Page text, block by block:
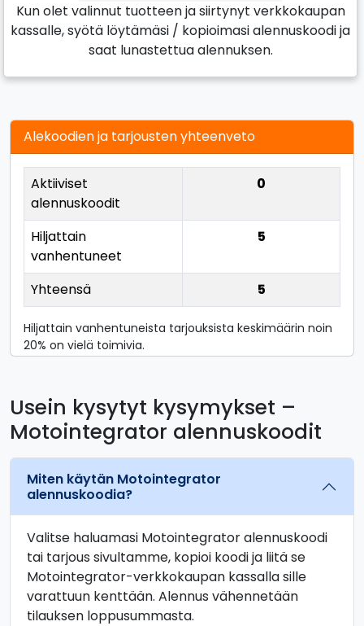
Kun olet valinnut tuotteen ja siirtynyt verkkokaupan
kassalle, syötä löytämäsi / kopioimasi alennuskoodi ja
saat lunastettua alennuksen.
Alekoodien ja tarjousten yhteenveto
Aktiiviset
alennuskoodit
0
Hiljattain
vanhentuneet
5
Yhteensä 5
Hiljattain vanhentuneista tarjouksista keskimäärin noin
20% on vielä toimivia.
Usein kysytyt kysymykset –
Motointegrator alennuskoodit
Miten käytän Motointegrator
alennuskoodia?
Valitse haluamasi Motointegrator alennuskoodi
tai tarjous sivultamme, kopioi koodi ja liitä se
Motointegrator-verkkokaupan kassalla sille
varattuun kenttään. Alennus vähennetään
tilauksen loppusummasta.